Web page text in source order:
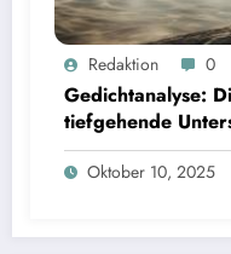
Redaktion 0
Gedichtanalyse:
tiefgehende
Oktober 10, 2025